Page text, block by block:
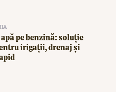
pe benzină: soluție
irigații, drenaj și